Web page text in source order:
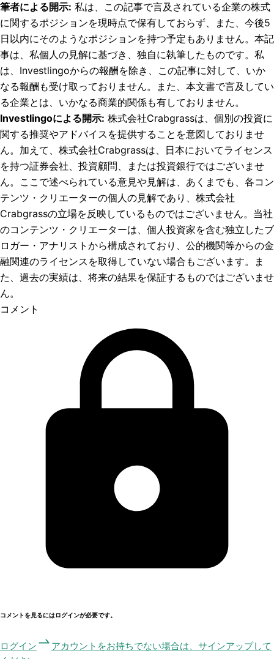
筆者による開示: 私は、この記事で言及されている企業の株式
に関するポジションを現時点で保有しておらず、また、今後5
日以内にそのようなポジションを持つ予定もありません。 本記
事は、私個人の見解に基づき、独自に執筆したものです。私
は、Investlingoからの報酬を除き、この記事に対して、いか
なる報酬も受け取っておりません。また、本文書で言及してい
る企業とは、いかなる商業的関係も有しておりません。
Investlingoによる開示: 株式会社Crabgrassは、個別の投資に
関する推奨やアドバイスを提供することを意図しておりませ
ん。加えて、株式会社Crabgrassは、日本においてライセンス
を持つ証券会社、投資顧問、または投資銀行ではございませ
ん。ここで述べられている意見や見解は、あくまでも、各コン
テンツ・クリエーターの個人の見解であり、株式会社
Crabgrassの立場を反映しているものではございません。当社
のコンテンツ・クリエーターは、個人投資家を含む独立したブ
ロガー・アナリストから構成されており、公的機関等からの金
融関連のライセンスを取得していない場合もございます。ま
た、過去の実績は、将来の結果を保証するものではございませ
ん。
コメント
コメントを見るにはログインが必要です。
ログイン
アカウントをお持ちでない場合は、サインアップして